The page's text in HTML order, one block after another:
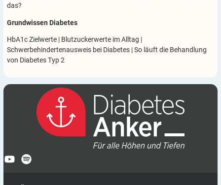
das?
Grundwissen Diabetes
HbA1c Zielwerte | Blutzuckerwerte im Alltag |
Schwerbehindertenausweis bei Diabetes |So läuft die Behandlung
von Diabetes Typ 2